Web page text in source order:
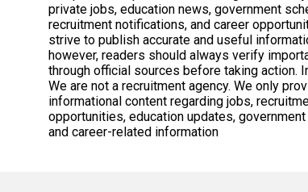
private jobs, education news, government
recruitment notifications, and career
strive to publish accurate and useful
however, readers should always verify
through official sources before taking action.
We are not a recruitment agency. We only
informational content regarding jobs,
opportunities, education updates,
and career-related information